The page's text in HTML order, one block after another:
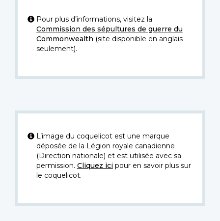
Pour plus d’informations, visitez la
Commission des sépultures de guerre du
Commonwealth (site disponible en anglais
seulement).
L’image du coquelicot est une marque
déposée de la Légion royale canadienne
(Direction nationale) et est utilisée avec sa
permission. Cliquez icipour en savoir plus sur
le coquelicot.